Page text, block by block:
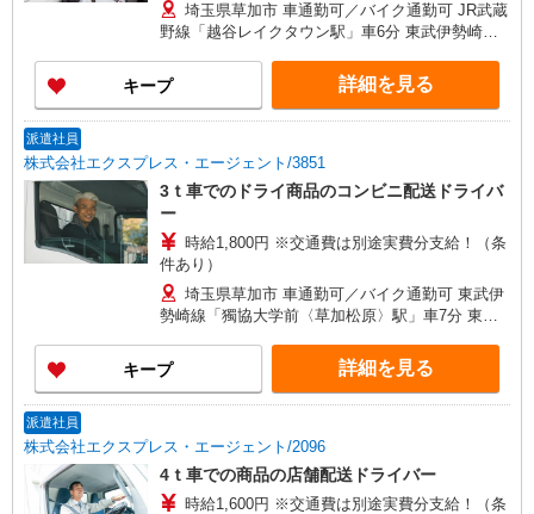
埼玉県草加市 車通勤可／バイク通勤可 JR武蔵
野線「越谷レイクタウン駅」車6分 東武伊勢崎線
キープ 詳細を見る
派遣社員
株式会社エクスプレス・エージェント/3851
3ｔ車でのドライ商品のコンビニ配送ドライバ
ー
時給1,800円 ※交通費は別途実費分支給！（条
件あり）
埼玉県草加市 車通勤可／バイク通勤可 東武伊
勢崎線「獨協大学前〈草加松原〉駅」車7分 東武
キープ 詳細を見る
派遣社員
株式会社エクスプレス・エージェント/2096
4ｔ車での商品の店舗配送ドライバー
時給1,600円 ※交通費は別途実費分支給！（条